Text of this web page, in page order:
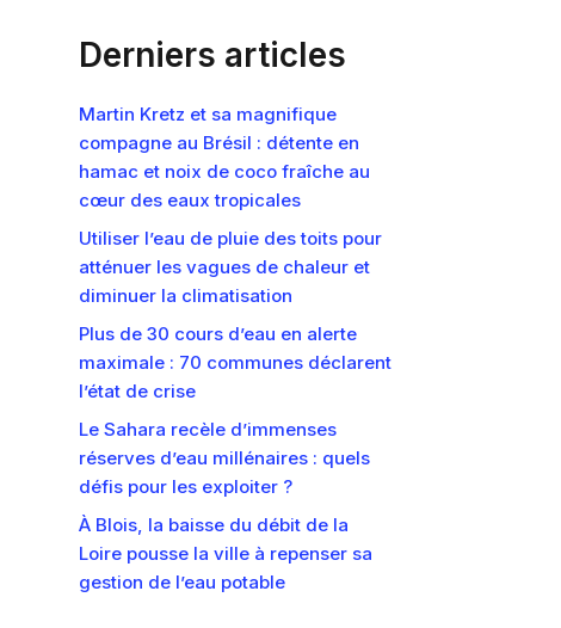
Derniers articles
Martin Kretz et sa magnifique
compagne au Brésil : détente en
hamac et noix de coco fraîche au
cœur des eaux tropicales
Utiliser l’eau de pluie des toits pour
atténuer les vagues de chaleur et
diminuer la climatisation
Plus de 30 cours d’eau en alerte
maximale : 70 communes déclarent
l’état de crise
Le Sahara recèle d’immenses
réserves d’eau millénaires : quels
défis pour les exploiter ?
À Blois, la baisse du débit de la
Loire pousse la ville à repenser sa
gestion de l’eau potable